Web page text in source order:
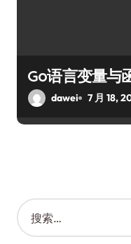
Go语言变量与
dawei 7 月 18,
搜
索
：